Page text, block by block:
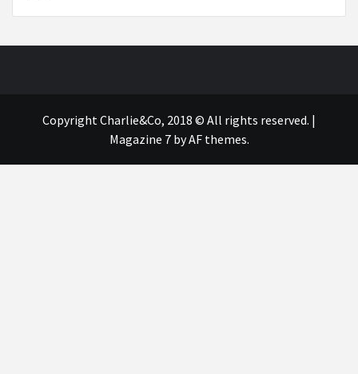
Copyright Charlie&Co, 2018 © All rights reserved. |
Magazine 7by AF themes.